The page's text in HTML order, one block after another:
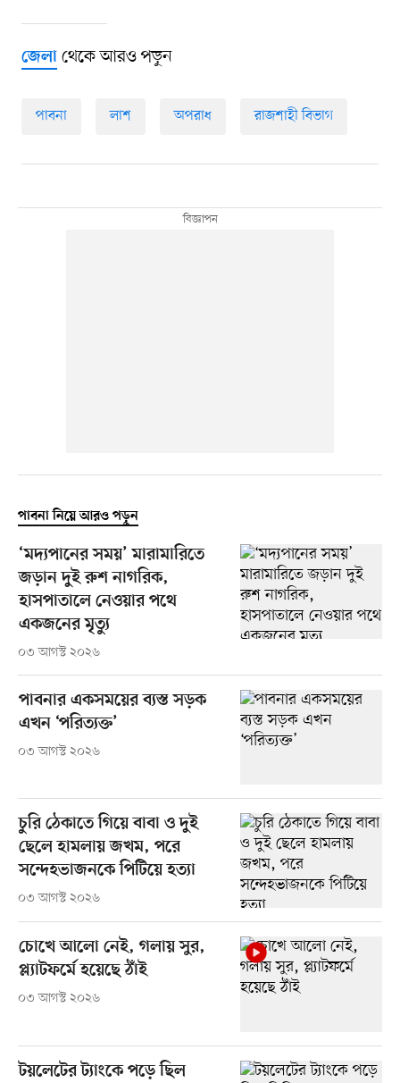
জেলাথেকে আরও পড়ুন
পাবনা লাশ অপরাধ রাজশাহী বিভাগ
পাবনা নিয়ে আরও পড়ুন
‘মদ্যপানের সময়’ মারামারিতে
জড়ান দুই রুশ নাগরিক,
হাসপাতালে নেওয়ার পথে
একজনের মৃত্যু
০৩ আগস্ট ২০২৬
পাবনার একসময়ের ব্যস্ত সড়ক
এখন ‘পরিত্যক্ত’
০৩ আগস্ট ২০২৬
চুরি ঠেকাতে গিয়ে বাবা ও দুই
ছেলে হামলায় জখম, পরে
সন্দেহভাজনকে পিটিয়ে হত্যা
০৩ আগস্ট ২০২৬
চোখে আলো নেই, গলায় সুর,
প্ল্যাটফর্মে হয়েছে ঠাঁই
০৩ আগস্ট ২০২৬
টয়লেটের ট্যাংকে পড়ে ছিল